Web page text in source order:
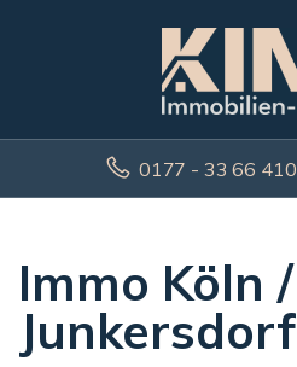
0177 - 33 66 410
Immo Köln /
Junkersdorf